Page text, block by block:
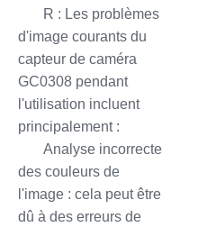
R : Les problèmes
d'image courants du
capteur de caméra
GC0308 pendant
l'utilisation incluent
principalement :
Analyse incorrecte
des couleurs de
l'image : cela peut être
dû à des erreurs de